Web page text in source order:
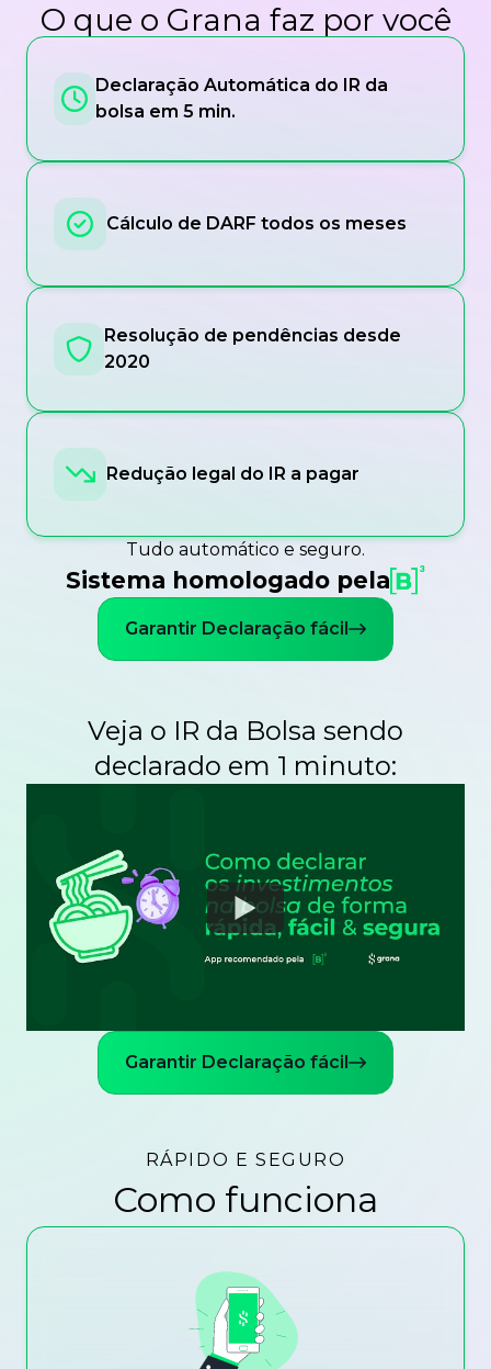
O que o Grana faz por você
Declaração Automática do IR da
bolsa em 5 min.
Cálculo de DARF todos os meses
Resolução de pendências desde
2020
Redução legal do IR a pagar
Tudo automático e seguro.
Sistema homologado pela
Garantir Declaração fácil
Veja o IR da Bolsa sendo
declarado em 1 minuto:
Watch
Garantir Declaração fácil
RÁPIDO E SEGURO
Como funciona